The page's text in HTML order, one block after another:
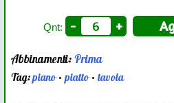
Qnt: - +
Abbinamenti:Prima
Tag:piano•piatto•tavola